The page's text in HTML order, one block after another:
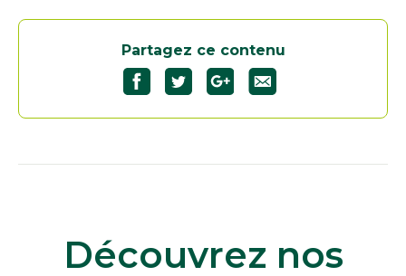
Partagez ce contenu
Découvrez nos